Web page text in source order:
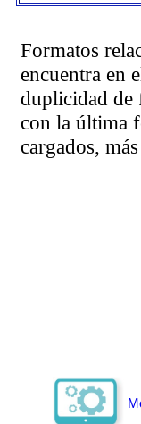
Formatos
encuentra en
duplicidad de
con la última
cargados,